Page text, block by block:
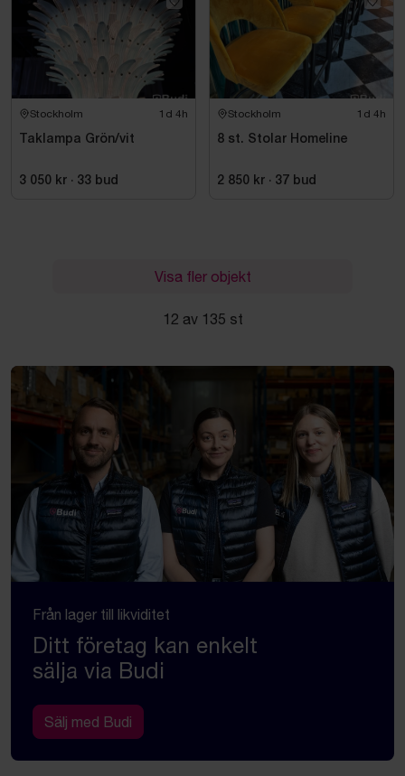
Stockholm 1d 4h
Taklampa Grön/vit
3 050 kr · 33 bud
Stockholm 1d 4h
8 st. Stolar Homeline
2 850 kr · 37 bud
Visa fler objekt
12 av 135 st
Från lager till likviditet
Ditt företag kan enkelt
sälja via Budi
Sälj med Budi